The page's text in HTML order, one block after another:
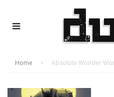
Home Absolute Wonder